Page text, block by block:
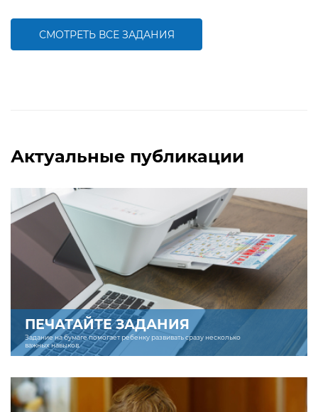
СМОТРЕТЬ ВСЕ ЗАДАНИЯ
Актуальные публикации
ПЕЧАТАЙТЕ ЗАДАНИЯ
Задание на бумаге помогает ребенку развивать сразу несколько
важных навыков.